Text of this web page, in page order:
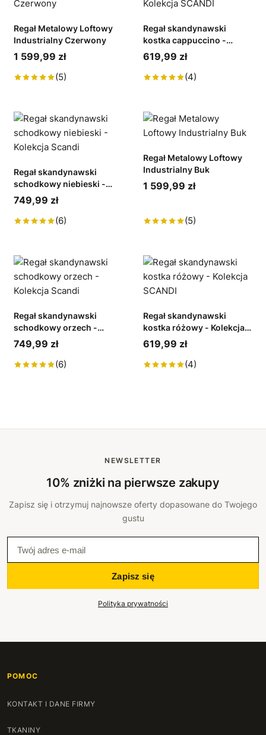
Regał Metalowy Loftowy
Industrialny Czerwony
1 599,99 zł
(5)
Regał skandynawski
kostka cappuccino -
Kolekcja SCANDI
619,99 zł
(4)
Regał skandynawski
schodkowy niebieski -
Kolekcja Scandi
749,99 zł
(6)
Regał Metalowy Loftowy
Industrialny Buk
1 599,99 zł
(5)
Regał skandynawski
schodkowy orzech -
Kolekcja Scandi
749,99 zł
(6)
Regał skandynawski
kostka różowy - Kolekcja
SCANDI
619,99 zł
(4)
NEWSLETTER
10% zniżki na pierwsze zakupy
Zapisz się i otrzymuj najnowsze oferty dopasowane do Twojego
gustu
Zapisz się
Polityka prywatności
POMOC
KONTAKT I DANE FIRMY
TKANINY